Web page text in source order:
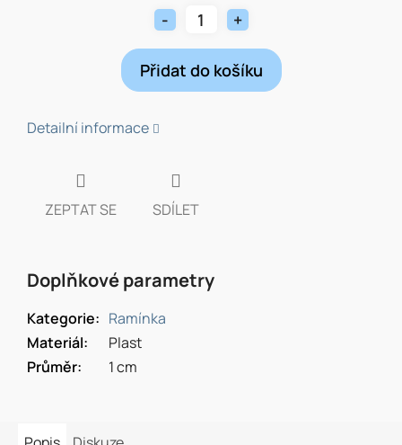
Přidat do košíku
Detailní informace
ZEPTAT SE SDÍLET
Doplňkové parametry
Kategorie: Ramínka
Materiál:
Plast
Průměr: 1 cm